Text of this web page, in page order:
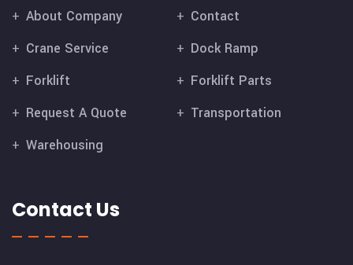
About Company
Contact
Crane Service
Dock Ramp
Forklift
Forklift Parts
Request A Quote
Transportation
Warehousing
Contact Us